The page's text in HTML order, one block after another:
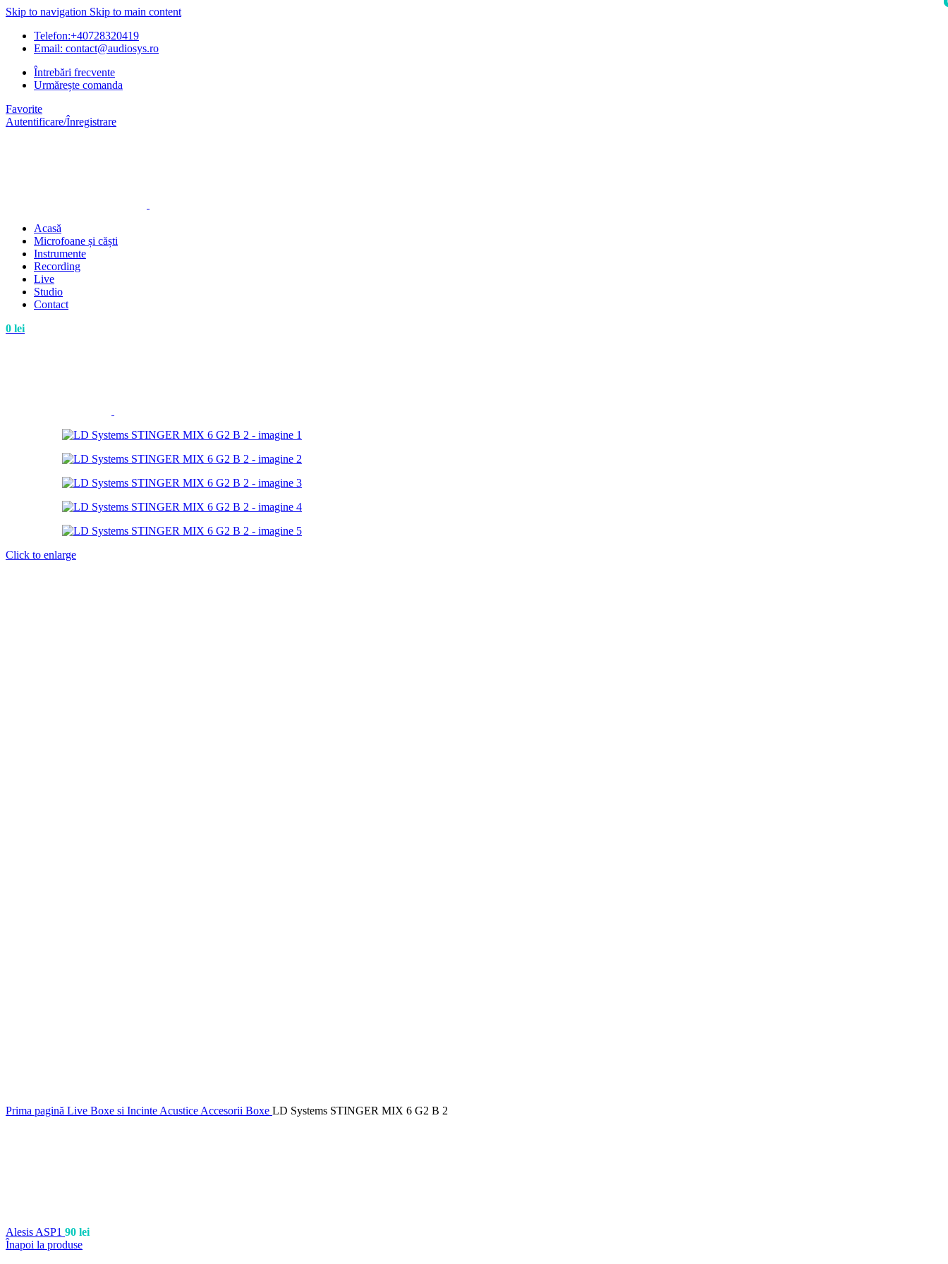
Skip to navigation Skip to main content
Telefon:+40728320419
Email: contact@audiosys.ro
Întrebări frecvente
Urmărește comanda
Favorite
Autentificare/Înregistrare
Acasă
Microfoane și căști
Instrumente
Recording
Live
Studio
Contact
0 lei
Click to enlarge
Prima pagină Live Boxe si Incinte Acustice Accesorii Boxe LD Systems STINGER MIX 6 G2 B 2
Alesis ASP1 90 lei
Înapoi la produse